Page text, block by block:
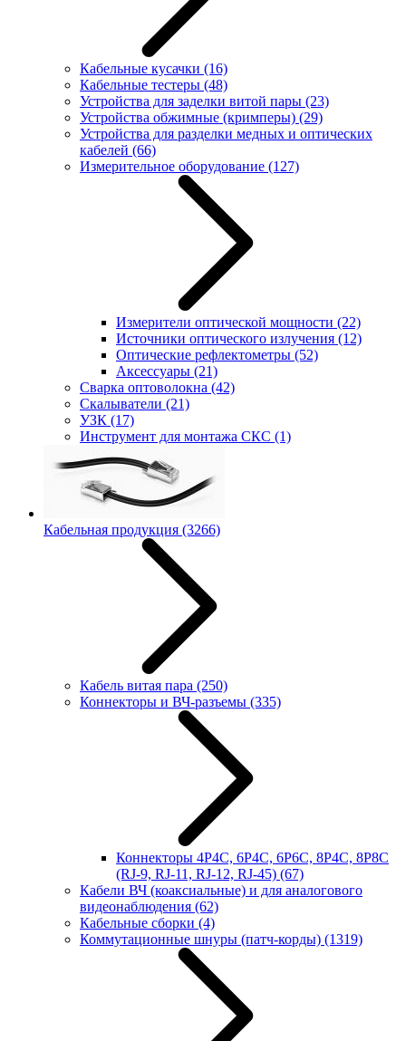
Кабельные кусачки (16)
Кабельные тестеры (48)
Устройства для заделки витой пары (23)
Устройства обжимные (кримперы) (29)
Устройства для разделки медных и оптических
кабелей (66)
Измерительное оборудование (127)
Измерители оптической мощности (22)
Источники оптического излучения (12)
Оптические рефлектометры (52)
Аксессуары (21)
Сварка оптоволокна (42)
Скалыватели (21)
УЗК (17)
Инструмент для монтажа СКС (1)
Кабельная продукция (3266)
Кабель витая пара (250)
Коннекторы и ВЧ-разъемы (335)
Коннекторы 4P4C, 6P4C, 6P6C, 8P4C, 8P8C
(RJ-9, RJ-11, RJ-12, RJ-45) (67)
Кабели ВЧ (коаксиальные) и для аналогового
видеонаблюдения (62)
Кабельные сборки (4)
Коммутационные шнуры (патч-корды) (1319)